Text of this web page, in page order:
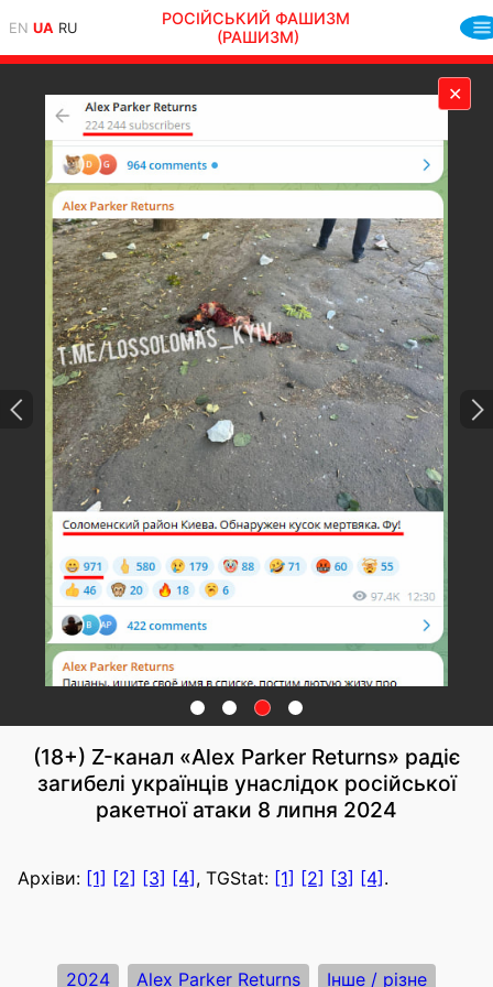
EN UA RU
РОСІЙСЬКИЙ ФАШИЗМ
(РАШИЗМ)
✕
(18+) Z-канал «Alex Parker Returns» радіє
загибелі українців унаслідок російської
ракетної атаки 8 липня 2024
Архіви: [1] [2] [3] [4], TGStat: [1] [2] [3] [4].
2024 Alex Parker Returns Інше / різне